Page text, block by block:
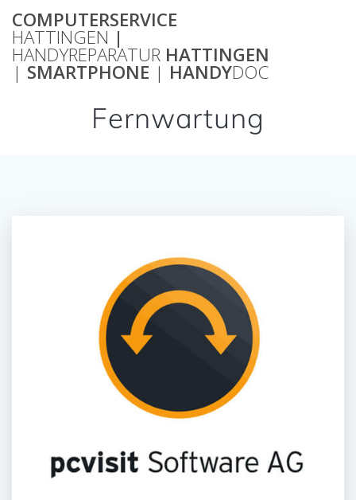
COMPUTERSERVICE
HATTINGEN |
HANDYREPARATUR HATTINGEN
| SMARTPHONE | HANDYDOC
Fernwartung